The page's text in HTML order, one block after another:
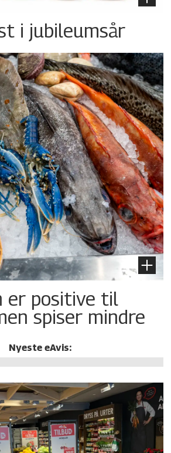
i jubileumsår
er positive til
spiser mindre
Nyeste eAvis: